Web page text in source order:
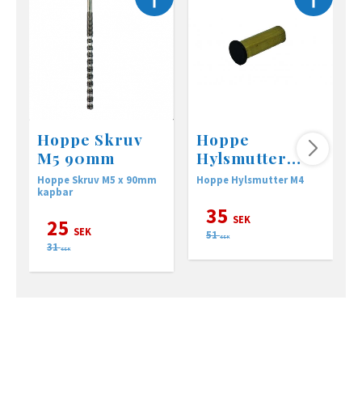
Hoppe Skruv
M5 90mm
Hoppe Skruv M5 x 90mm
kapbar
25 SEK
31 SEK
Hoppe
Hylsmutter
M4x20 svart
Hoppe Hylsmutter M4
35 SEK
51 SEK